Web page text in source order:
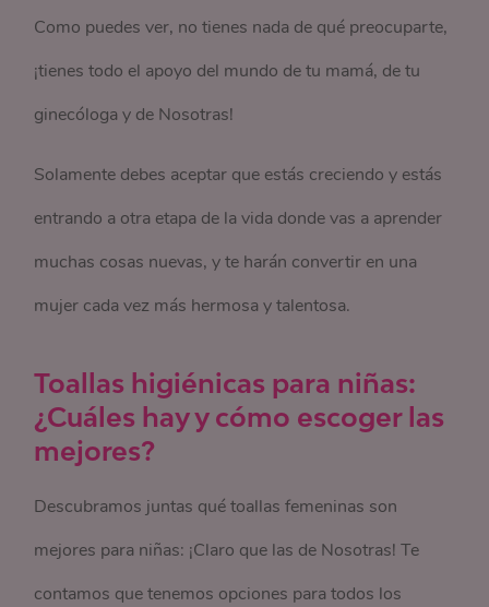
Como puedes ver, no tienes nada de qué preocuparte,
¡tienes todo el apoyo del mundo de tu mamá, de tu
ginecóloga y de Nosotras!
Solamente debes aceptar que estás creciendo y estás
entrando a otra etapa de la vida donde vas a aprender
muchas cosas nuevas, y te harán convertir en una
mujer cada vez más hermosa y talentosa.
Toallas higiénicas para niñas:
¿Cuáles hay y cómo escoger las
mejores?
Descubramos juntas qué toallas femeninas son
mejores para niñas: ¡Claro que las de Nosotras! Te
contamos que tenemos opciones para todos los